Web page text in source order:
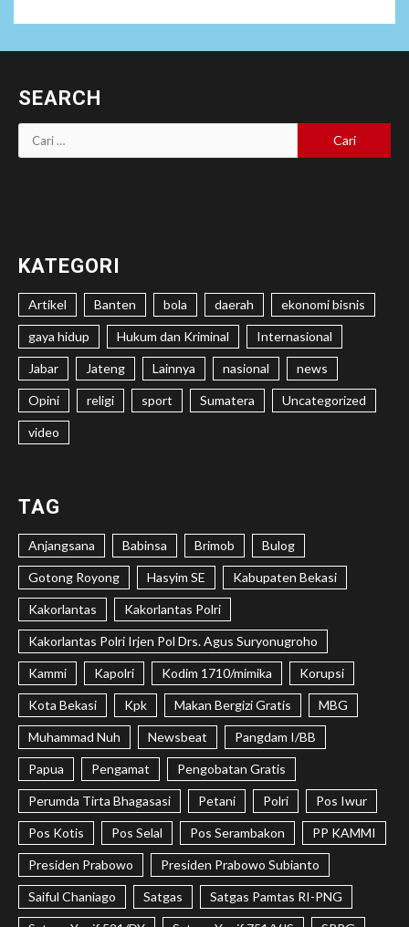
SEARCH
Cari
untuk:
KATEGORI
Artikel Banten bola daerah ekonomi bisnis
gaya hidup Hukum dan Kriminal Internasional
Jabar Jateng Lainnya nasional news
Opini religi sport Sumatera Uncategorized
video
TAG
Anjangsana Babinsa Brimob Bulog
Gotong Royong Hasyim SE Kabupaten Bekasi
Kakorlantas Kakorlantas Polri
Kakorlantas Polri Irjen Pol Drs. Agus Suryonugroho
Kammi Kapolri Kodim 1710/mimika Korupsi
Kota Bekasi Kpk Makan Bergizi Gratis MBG
Muhammad Nuh Newsbeat Pangdam I/BB
Papua Pengamat Pengobatan Gratis
Perumda Tirta Bhagasasi Petani Polri Pos Iwur
Pos Kotis Pos Selal Pos Serambakon PP KAMMI
Presiden Prabowo Presiden Prabowo Subianto
Saiful Chaniago Satgas Satgas Pamtas RI-PNG